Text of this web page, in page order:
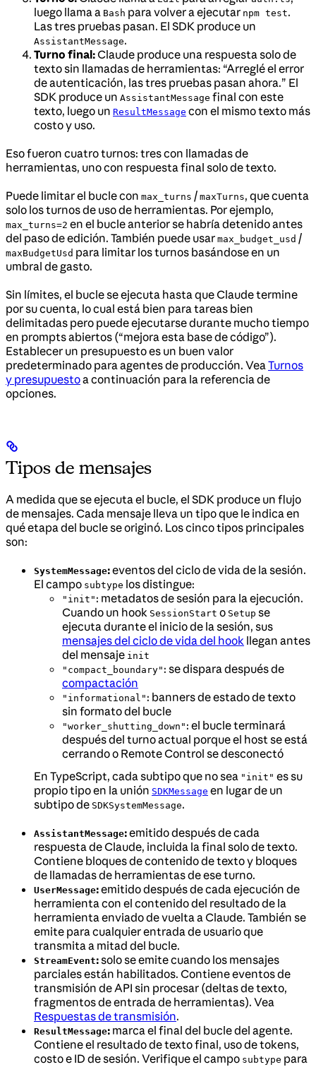
luego llama a Bash para volver a ejecutar npm test.
Las tres pruebas pasan. El SDK produce un
AssistantMessage.
Turno final:Claude produce una respuesta solo de
texto sin llamadas de herramientas: “Arreglé el error
de autenticación, las tres pruebas pasan ahora.” El
SDK produce un AssistantMessage final con este
texto, luego un ResultMessage con el mismo texto más
costo y uso.
Eso fueron cuatro turnos: tres con llamadas de
herramientas, uno con respuesta final solo de texto.
Puede limitar el bucle con max_turns / maxTurns, que cuenta
solo los turnos de uso de herramientas. Por ejemplo,
max_turns=2 en el bucle anterior se habría detenido antes
del paso de edición. También puede usar max_budget_usd /
maxBudgetUsd para limitar los turnos basándose en un
umbral de gasto.
Sin límites, el bucle se ejecuta hasta que Claude termine
por su cuenta, lo cual está bien para tareas bien
delimitadas pero puede ejecutarse durante mucho tiempo
en prompts abiertos (“mejora esta base de código”).
Establecer un presupuesto es un buen valor
predeterminado para agentes de producción. VeaTurnos
y presupuestoa continuación para la referencia de
opciones.
Tipos de mensajes
A medida que se ejecuta el bucle, el SDK produce un flujo
de mensajes. Cada mensaje lleva un tipo que le indica en
qué etapa del bucle se originó. Los cinco tipos principales
son:
SystemMessage:eventos del ciclo de vida de la sesión.
El campo subtype los distingue:
"init" : metadatos de sesión para la ejecución.
Cuando un hook SessionStart o Setup se
ejecuta durante el inicio de la sesión, sus
mensajes del ciclo de vida del hook llegan antes
del mensaje init
"compact_boundary" : se dispara después de
compactación
"informational" : banners de estado de texto
sin formato del bucle
"worker_shutting_down" : el bucle terminará
después del turno actual porque el host se está
cerrando o Remote Control se desconectó
En TypeScript, cada subtipo que no sea "init" es su
propio tipo en la unión SDKMessage en lugar de un
subtipo de SDKSystemMessage.
AssistantMessage:emitido después de cada
respuesta de Claude, incluida la final solo de texto.
Contiene bloques de contenido de texto y bloques
de llamadas de herramientas de ese turno.
UserMessage:emitido después de cada ejecución de
herramienta con el contenido del resultado de la
herramienta enviado de vuelta a Claude. También se
emite para cualquier entrada de usuario que
transmita a mitad del bucle.
StreamEvent:solo se emite cuando los mensajes
parciales están habilitados. Contiene eventos de
transmisión de API sin procesar (deltas de texto,
fragmentos de entrada de herramientas). Vea
Respuestas de transmisión.
ResultMessage: marca el final del bucle del agente.
Contiene el resultado de texto final, uso de tokens,
costo e ID de sesión. Verifique el campo subtype para